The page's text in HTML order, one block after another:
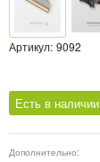
Артикул: 9092
Есть в наличии
Дополнительно: